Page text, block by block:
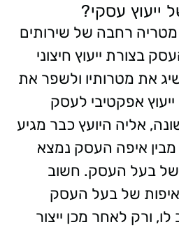
ייעוץ עסקי?
מטריה רחבה של שירותים
בצורת ייעוץ חיצוני
את מטרותיו ולשפר את
אפקטיבי לעסק
אליה היועץ כבר מגיע
איפה העסק נמצא
של בעל העסק. חשוב
של בעל העסק
ורק לאחר מכן ייצור